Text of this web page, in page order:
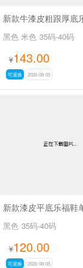
黑色 米色 35码-40码
¥143.00
可退换 2026-08-05
黑色 35码-40码
¥120.00
可退换 2026-08-05